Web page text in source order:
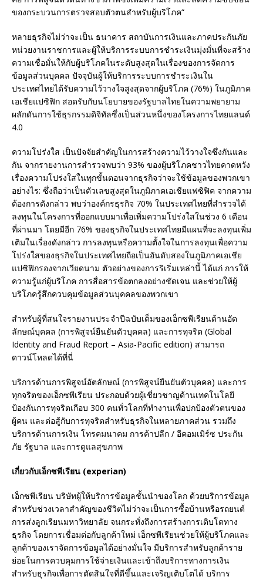
ของกระบวนการตรวจสอบตัวตนสำหรับผู้บริโภค“
หลายธุรกิจไม่ว่าจะเป็น ธนาคาร สถาบันการเงินและภาคประกันภัย
หน่วยงานราชการและผู้ให้บริการระบบการชำระเงินมุ่งมั่นที่จะสร้าง
ความเชื่อมั่นให้กับผู้บริโภคในระดับสูงสุดในเรื่องของการจัดการ
ข้อมูลส่วนบุคคล ปัจจุบันผู้ให้บริการระบบการชำระเงินใน
ประเทศไทยได้รับความไว้วางใจสูงสุดจากผู้บริโภค (76%) ในภูมิภาค
เอเชียแปซิฟิก สอดรับกับนโยบายของรัฐบาลไทยในความพยายาม
ผลักดันการใช้ธุรกรรมดิจิทัลซึ่งเป็นส่วนหนึ่งของโครงการไทยแลนด์
4.0
ความโปร่งใส เป็นปัจจัยสำคัญในการสร้างความไว้วางใจซึ่งกันและ
กัน จากรายงานการสำรวจพบว่า 93% ของผู้บริโภคชาวไทยคาดหวัง
เรื่องความโปร่งใสในทุกขั้นตอนจากธุรกิจว่าจะใช้ข้อมูลของพวกเขา
อย่างไร: ซึ่งถือว่าเป็นตัวเลขสูงสุดในภูมิภาคเอเชียแฟซิฟิค จากความ
ต้องการดังกล่าว พบว่าองค์กรธุรกิจ 70% ในประเทศไทยที่สำรวจได้
ลงทุนในโครงการที่ออกแบบมาเพื่อเพิ่มความโปร่งใสในช่วง 6 เดือน
ที่ผ่านมา โดยมีอีก 76% ของธุรกิจในประเทศไทยมีแผนที่จะลงทุนเพิ่ม
เติมในเรื่องดังกล่าว การลงทุนหรือความตั้งใจในการลงทุนเพื่อความ
โปร่งใสของธุรกิจในประเทศไทยถือเป็นอันดับสองในภูมิภาคเอเชีย
แปซิฟิกรองจากเวียดนาม ตัวอย่างของการริเริ่มเหล่านี้ ได้แก่ การให้
ความรู้แก่ผู้บริโภค การสื่อสารข้อตกลงอย่างชัดเจน และช่วยให้ผู้
บริโภครู้สึกควบคุมข้อมูลส่วนบุคคลของพวกเขา
สำหรับผู้ที่สนใจรายงานประจำปีฉบับเต็มของเอ็กซพีเรียนด้านอัต
ลักษณ์บุคคล (การพิสูจน์ยืนยันตัวบุคคล) และการทุจริต (Global
Identity and Fraud Report – Asia-Pacific edition) สามารถ
ดาวน์โหลดได้ที่นี่
บริการด้านการพิสูจน์อัตลักษณ์ (การพิสูจน์ยืนยันตัวบุคคล) และการ
ทุกจริตของเอ็กซพีเรียน ประกอบด้วยผู้เชี่ยวชาญด้านเทคโนโลยี
ป้องกันการทุจริตเกือบ 300 คนทั่วโลกที่ทำงานเพื่อปกป้องตัวตนของ
ผู้คน และต่อสู้กับการทุจริตสำหรับธุรกิจในหลายภาคส่วน รวมถึง
บริการด้านการเงิน โทรคมนาคม การค้าปลีก / อีคอมเมิร์ซ ประกัน
ภัย รัฐบาล และการดูแลสุขภาพ
เกี่ยวกับเอ็กซพีเรียน (experian)
เอ็กซพีเรียน บริษัทผู้ให้บริการข้อมูลชั้นนำของโลก ด้วยบริการข้อมูล
สำหรับช่วงเวลาสำคัญของชีวิตไม่ว่าจะเป็นการซื้อบ้านหรือรถยนต์
การส่งลูกเรียนมหาวิทยาลัย จนกระทั่งถึงการสร้างการเติบโตทาง
ธุรกิจ โดยการเชื่อมต่อกับลูกค้าใหม่ เอ็กซพีเรียนช่วยให้ผู้บริโภคและ
ลูกค้าของเราจัดการข้อมูลได้อย่างมั่นใจ มีบริการสำหรับลูกค้าราย
ย่อยในการควบคุมการใช้จ่ายเงินและเข้าถึงบริการทางการเงิน
สำหรับธุรกิจเพื่อการตัดสินใจที่ดีขึ้นและเจริญเติบโตได้ บริการ